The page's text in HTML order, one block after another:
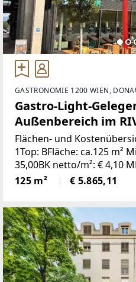
GASTRONOMIE 1200 WIEN,
Gastro-Light-
Außenbereich im
Flächen- und
1Top: BFläche: ca.125 m²
35,00BK netto/m²: € 4,10
Perfekt geeignet für Café,
ohne
125 m² € 5.865,11